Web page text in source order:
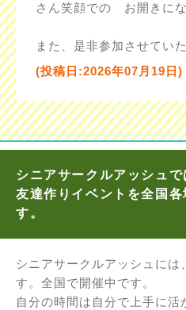
さん笑顔での お開きに
また、是非参加させてい
(投稿日:2026年07月19日)
シニアサークルアッシュで
友達作りイベントを全国
す。
シニアサークルアッシュには
す。全国で開催中です。
自分の時間は自分で上手に